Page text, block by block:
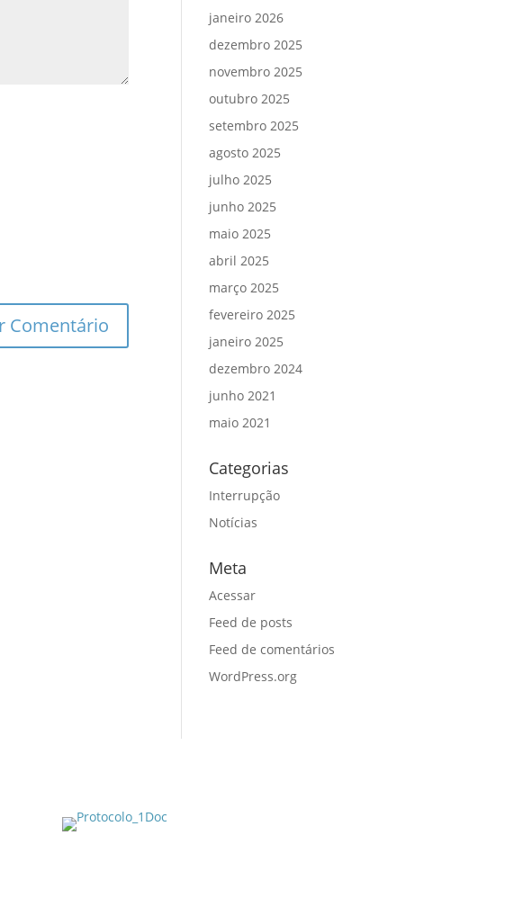
janeiro 2026
dezembro 2025
novembro 2025
outubro 2025
setembro 2025
agosto 2025
julho 2025
junho 2025
maio 2025
abril 2025
março 2025
fevereiro 2025
janeiro 2025
dezembro 2024
junho 2021
maio 2021
Categorias
Interrupção
Notícias
Meta
Acessar
Feed de posts
Feed de comentários
WordPress.org